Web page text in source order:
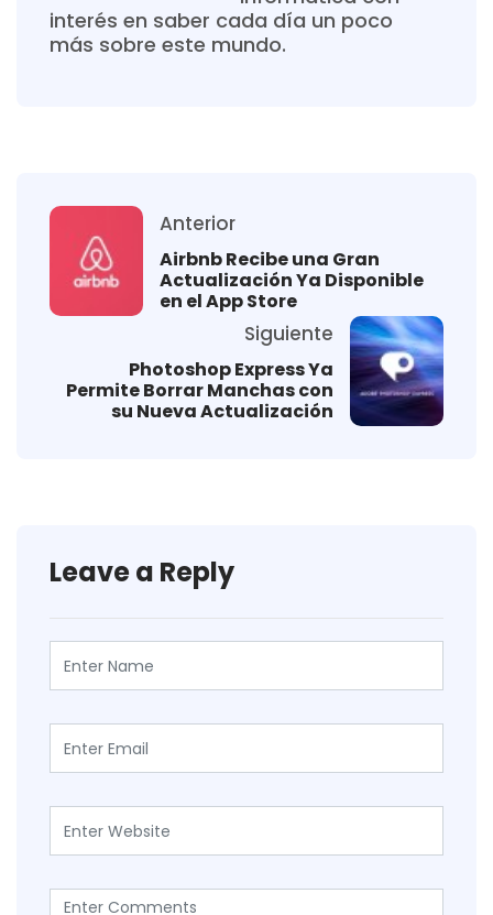
interés en saber cada día un poco
más sobre este mundo.
Anterior
Airbnb Recibe una Gran
Actualización Ya Disponible
en el App Store
Siguiente
Photoshop Express Ya
Permite Borrar Manchas con
su Nueva Actualización
Leave a Reply